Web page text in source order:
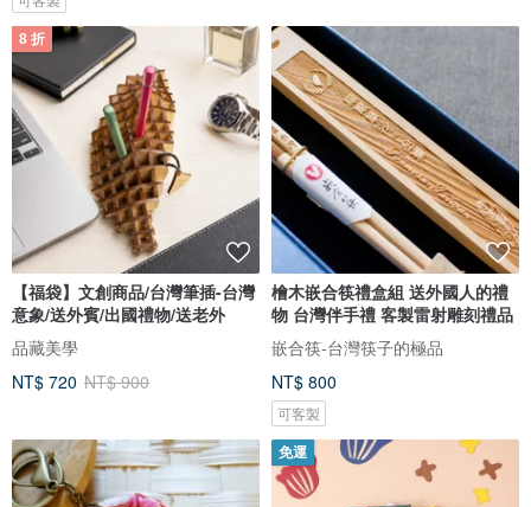
8 折
【福袋】文創商品/台灣筆插-台灣
意象/送外賓/出國禮物/送老外
品藏美學
NT$ 720 NT$ 900
檜木嵌合筷禮盒組 送外國人的禮
物 台灣伴手禮 客製雷射雕刻禮品
嵌合筷-台灣筷子的極品
NT$ 800
可客製
免運